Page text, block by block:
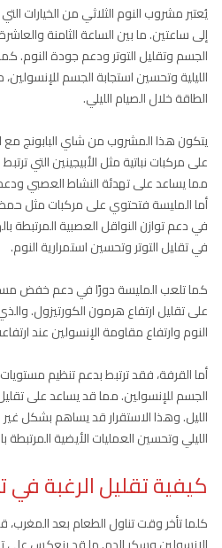
يُعتبر مشروب النوم الثلاثي من الخيارات
إلى ساعتين. ما بين الساعة الثامنة
الجسم وتقليل التوتر ودعم جودة النوم.
الليلية وتحسين استجابة الجسم
الطاقة خلال الصيام الليلي.
يتكون هذا المشروب من شاي البابونج مع
مما يساعد على تهدئة النشاط العصبي
أما المليسة فتحتوي على مركبات مثل
في دعم توازن النواقل العصبية المرتبطة
في تقليل التوتر وتحسين استمرارية النوم.
كما تلعب المليسة دورًا في دعم خفض
على تقليل ارتفاع هرمون الكورتيزول.
النوم وارتفاع مقاومة الإنسولين عند
أما القرفة، فقد ترتبط بدعم تنظيم
الجسم للإنسولين. مما قد يساعد على
الليل. وهذا الاستقرار قد يساهم بشكل
الليلي وتحسين العمليات الأيضية
كيفية تقليل الرغبة في
كلما تأخر وقت تناول الطعام بعد المغرب،